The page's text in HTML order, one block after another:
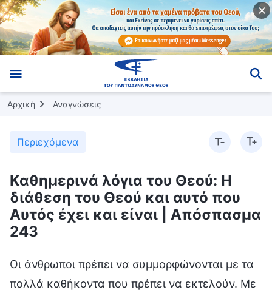
Αρχική Αναγνώσεις
Περιεχόμενα
Καθημερινά λόγια του Θεού: Η
διάθεση του Θεού και αυτό που
Αυτός έχει και είναι | Απόσπασμα
243
Οι άνθρωποι πρέπει να συμμορφώνονται με τα
πολλά καθήκοντα που πρέπει να εκτελούν. Με